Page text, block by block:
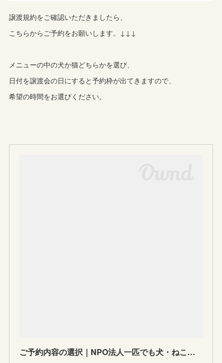
譲渡規約をご確認いただきましたら、
こちらからご予約をお願いします。↓↓↓
メニューの中の犬か猫どちらかを選び、
日付を譲渡会の日にすると予約枠が出てきますので、
希望の時間をお選びください。
ご予約内容の選択｜NPO法人一匹でも犬・ねこを救う会